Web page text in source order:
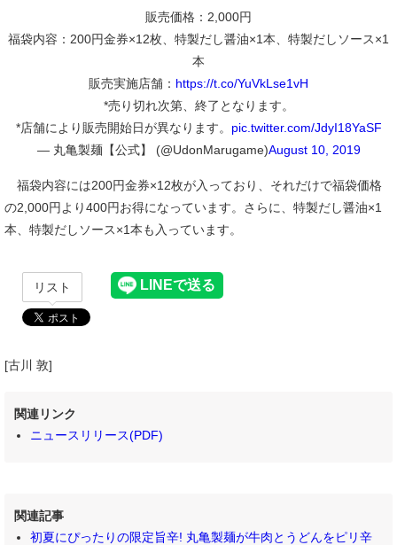
販売価格：2,000円
福袋内容：200円金券×12枚、特製だし醤油×1本、特製だしソース×1
本
販売実施店舗： https://t.co/YuVkLse1vH
*売り切れ次第、終了となります。
*店舗により販売開始日が異なります。 pic.twitter.com/JdyI18YaSF
— 丸亀製麺【公式】 (@UdonMarugame)August 10, 2019
福袋内容には200円金券×12枚が入っており、それだけで福袋価格
の2,000円より400円お得になっています。さらに、特製だし醤油×1
本、特製だしソース×1本も入っています。
リスト
[古川 敦]
関連リンク
ニュースリリース(PDF)
関連記事
初夏にぴったりの限定旨辛! 丸亀製麺が牛肉とうどんをピリ辛